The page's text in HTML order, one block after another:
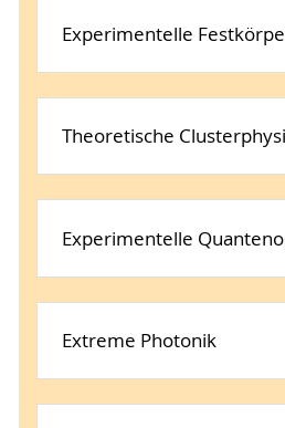
Experimentelle
Theoretische
Experimentelle
Extreme Photonik